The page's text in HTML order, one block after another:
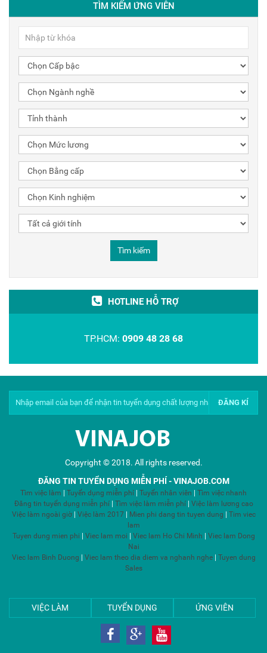
TÌM KIẾM ỨNG VIÊN
Tìm kiếm
HOTLINE HỖ TRỢ
TP.HCM: 0909 48 28 68
Copyright © 2018. All rights reserved.
ĐĂNG TIN TUYỂN DỤNG MIỄN PHÍ - VINAJOB.COM
Tìm việc làm Tuyển dụng miễn phí Tuyển nhân viên
Tìm việc nhanh
Đăng tin tuyển dụng miễn phí| Tìm việc làm miễn phí| Việc làm lương cao
Việc làm ngoài giờ| Việc làm 2017 Mien phi dang tin tuyen dung
Tim viec
lam
Tuyen dung mien phi
Viec lam moi Viec lam Ho Chi Minh
Viec lam Dong
Nai
Viec lam Binh Duong
Viec lam theo dia diem va nghanh nghe| Tuyen dung
Sales
VIỆC LÀM TUYỂN DỤNG ỨNG VIÊN